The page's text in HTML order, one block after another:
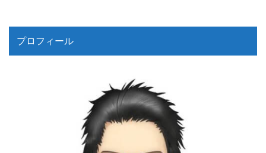
プロフィール